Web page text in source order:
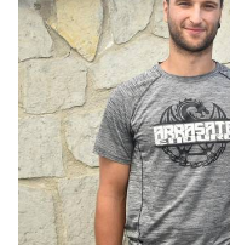
"Auzotarrek oso